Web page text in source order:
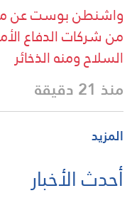
واشنطن بوست عن
من شركات الدفاع
السلاح ومنه الذخائر
منذ 21 دقيقة
المزيد
أحدث الأخبار